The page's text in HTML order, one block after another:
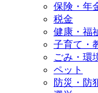
保険・年
税金
健康・福
子育て・
ごみ・環
ペット
防災・防